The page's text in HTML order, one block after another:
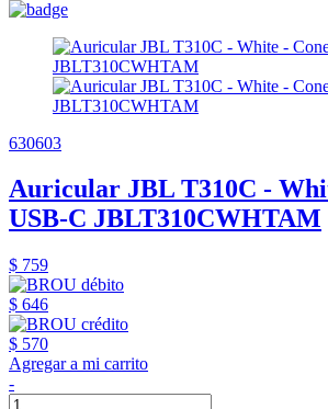
630603
Auricular JBL T310C -
USB-C JBLT310CWHTAM
$ 759
$ 646
$ 570
Agregar a mi carrito
-